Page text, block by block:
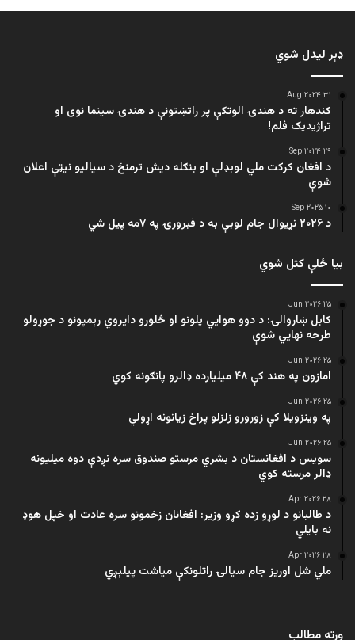
ډېر لیدل شوي
۳۱ Aug ۲۰۲۴
کندهار ته د هندۍ الوتکې پر راتښتونې د هندۍ سینما نوی او
تراژيديک فلم!
۲۹ Sep ۲۰۲۴
د افغان کرکت ملي لوبډلې او بنګله دیش ترمنځ د سیالیو نیټې اعلان
شوې
۱۰ Sep ۲۰۲۵
د ۲۰۲۶ نړیوال جام لوبې به د فبرورۍ په ۷مه پیل شي
بیا ځلې کتل شوي
۲۵ Jun ۲۰۲۶
کابل ښاروالۍ: د دوو هوايي پلونو او څلورو دایروي رېمپونو د جوړولو
طرحه نهایي شوې
۲۵ Jun ۲۰۲۶
امازون په هند کې ۴۸ میلیارده ډالرو پانګونه کوي
۲۵ Jun ۲۰۲۶
په وینزویلا کې زورورو زلزلو پراخ زیانونه اړولي
۲۵ Jun ۲۰۲۶
سویس د افغانستان د بشري مرستو صندوق سره نږدې دوه میلیونه
ډالر مرسته کوي
۲۸ Apr ۲۰۲۶
د طالبانو د لوړو زده کړو وزیر: افغانان زخمونو سره عادت او خپل هوډ
نه بایلي
۲۸ Apr ۲۰۲۶
ملي شل اوریز جام سیالۍ راتلونکې میاشت پیلېږي
ورته مطالب